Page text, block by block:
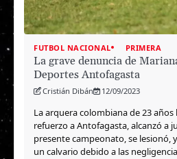
FUTBOL NACIONAL PRIMERA
La grave denuncia de
Deportes Antofagasta
Cristián Dibán 12/09/2023
La arquera colombiana de 23
refuerzo a Antofagasta, alcanzó a
presente campeonato, se lesionó,
un calvario debido a las